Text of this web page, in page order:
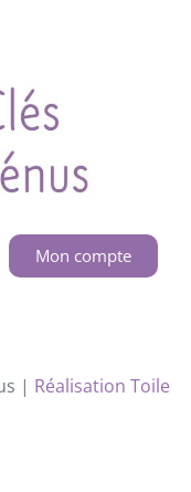
Mon compte
| Réalisation Toile